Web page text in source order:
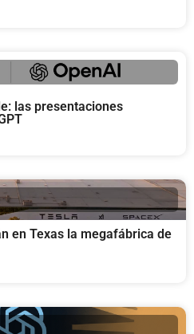
las presentaciones
en Texas la megafábrica de